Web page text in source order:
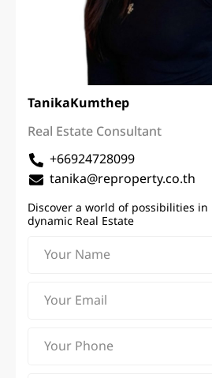
TanikaKumthep
Real Estate Consultant
+66924728099
tanika@reproperty.co.th
Discover a world of possibilities in
dynamic Real Estate